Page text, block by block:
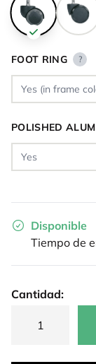
FOOT RING ?
POLISHED
Disponible
Tiempo de
Cantidad: